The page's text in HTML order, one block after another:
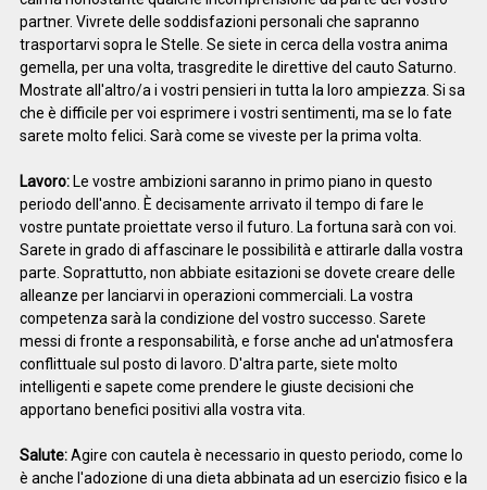
partner. Vivrete delle soddisfazioni personali che sapranno
trasportarvi sopra le Stelle. Se siete in cerca della vostra anima
gemella, per una volta, trasgredite le direttive del cauto Saturno.
Mostrate all'altro/a i vostri pensieri in tutta la loro ampiezza. Si sa
che è difficile per voi esprimere i vostri sentimenti, ma se lo fate
sarete molto felici. Sarà come se viveste per la prima volta.
Lavoro:Le vostre ambizioni saranno in primo piano in questo
periodo dell'anno. È decisamente arrivato il tempo di fare le
vostre puntate proiettate verso il futuro. La fortuna sarà con voi.
Sarete in grado di affascinare le possibilità e attirarle dalla vostra
parte. Soprattutto, non abbiate esitazioni se dovete creare delle
alleanze per lanciarvi in operazioni commerciali. La vostra
competenza sarà la condizione del vostro successo. Sarete
messi di fronte a responsabilità, e forse anche ad un'atmosfera
conflittuale sul posto di lavoro. D'altra parte, siete molto
intelligenti e sapete come prendere le giuste decisioni che
apportano benefici positivi alla vostra vita.
Salute:Agire con cautela è necessario in questo periodo, come lo
è anche l'adozione di una dieta abbinata ad un esercizio fisico e la